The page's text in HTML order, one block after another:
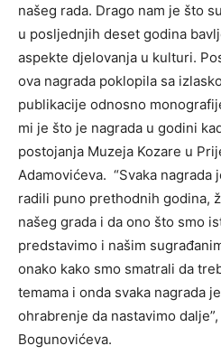
našeg rada. Drago nam je što
u posljednjih deset godina
aspekte djelovanja u kulturi.
ova nagrada poklopila sa
publikacije odnosno
mi je što je nagrada u godini
postojanja Muzeja Kozare u
Adamovićeva. “Svaka nagrada
radili puno prethodnih godina,
našeg grada i da ono što smo
predstavimo i našim
onako kako smo smatrali da
temama i onda svaka nagrada
ohrabrenje da nastavimo
Bogunovićeva.